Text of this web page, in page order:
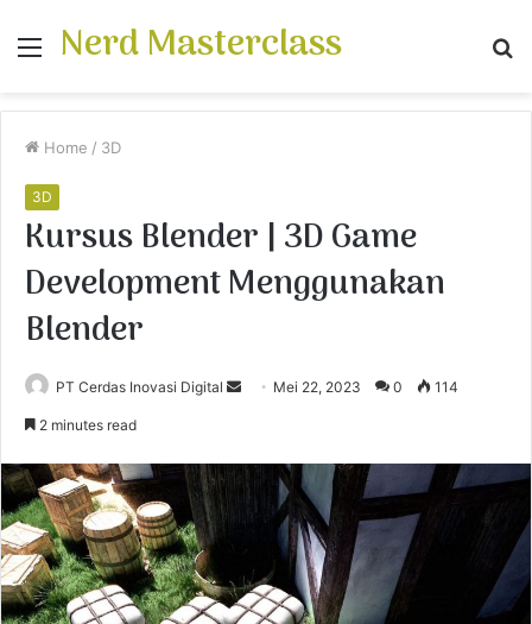
Menu
Nerd Masterclass
Home / 3D
3D
Kursus Blender | 3D Game
Development Menggunakan
Blender
PT Cerdas Inovasi Digital
a
m
a
Mei 22, 2023 0 114
2 minutes read